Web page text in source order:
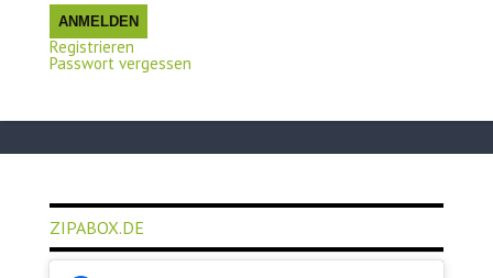
ANMELDEN
Registrieren
Passwort vergessen
ZIPABOX.DE